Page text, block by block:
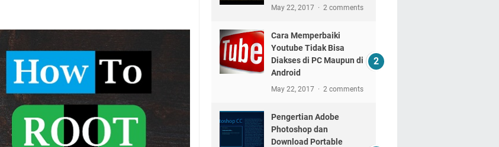
May 22, 2017 2 comments
Cara Memperbaiki
Youtube Tidak Bisa
Diakses di PC Maupun di
Android
May 22, 2017 2 comments
Pengertian Adobe
Photoshop dan
Download Portable